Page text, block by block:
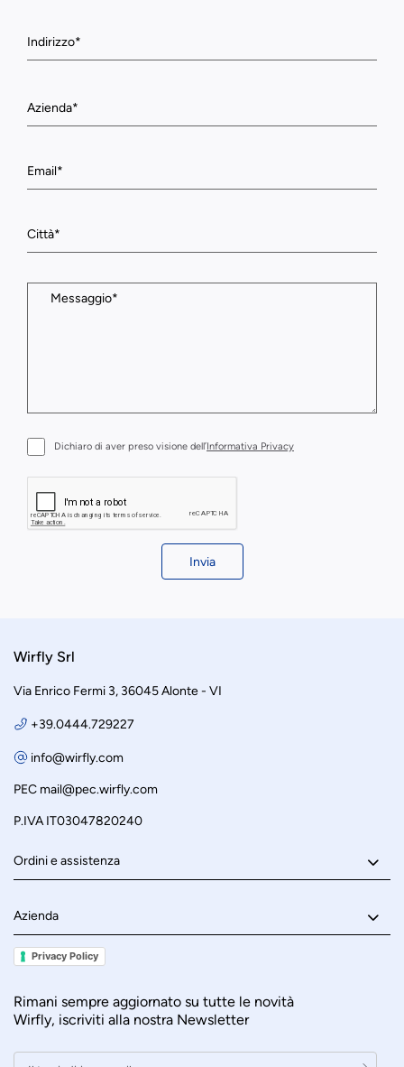
Dichiaro di aver preso visione dell’Informativa Privacy
Invia
Wirfly Srl
Via Enrico Fermi 3, 36045 Alonte - VI
+39.0444.729227
info@wirfly.com
PEC mail@pec.wirfly.com
P.IVA IT03047820240
Ordini e assistenza
Azienda
Privacy Policy
Rimani sempre aggiornato su tutte le novità
Wirfly, iscriviti alla nostra Newsletter